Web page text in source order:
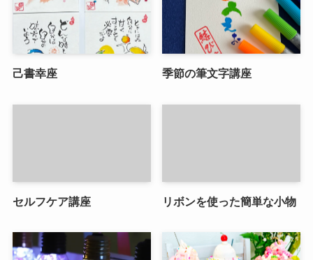
己書幸座 季節の筆文字講座
セルフケア講座 リボンを使った簡単な小物